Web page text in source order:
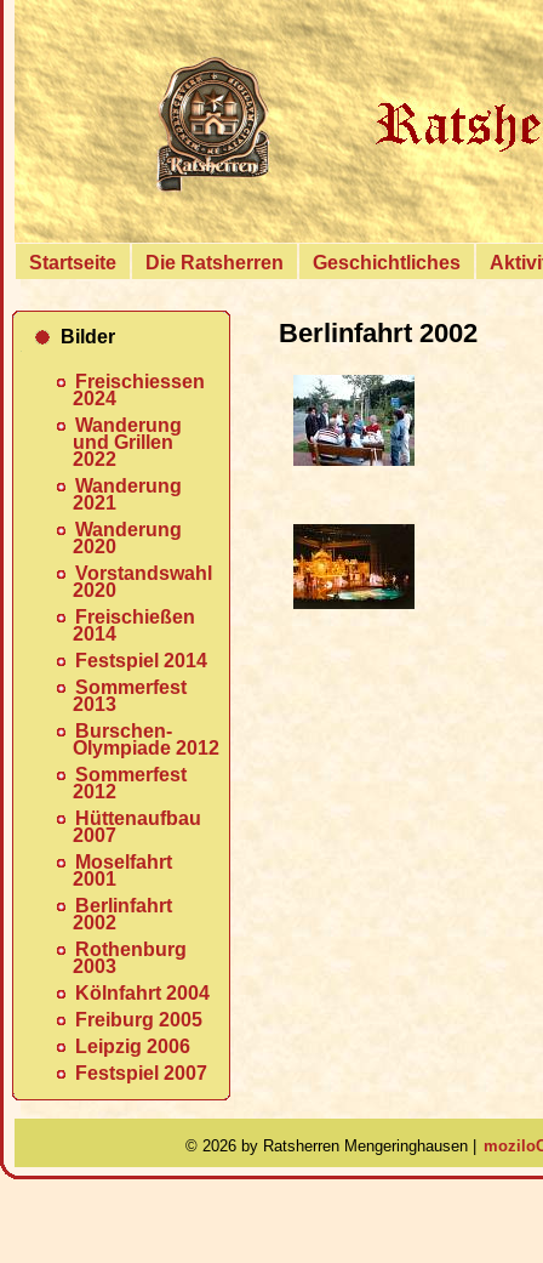
Startseite Die Ratsherren Geschichtliches
Bilder
Freischiessen
2024
Wanderung
und Grillen
2022
Wanderung
2021
Wanderung
2020
Vorstandswahl
2020
Freischießen
2014
Festspiel 2014
Sommerfest
2013
Burschen-
Olympiade 2012
Sommerfest
2012
Hüttenaufbau
2007
Moselfahrt
2001
Berlinfahrt
2002
Rothenburg
2003
Kölnfahrt 2004
Freiburg 2005
Leipzig 2006
Festspiel 2007
Berlinfahrt 2002
© 2026 by Ratsherren Mengeringhausen |